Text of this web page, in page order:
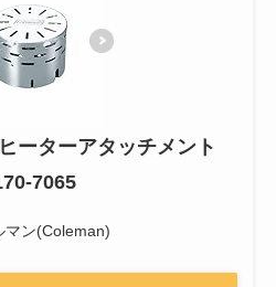
ーターアタッチメント
7065
マン(Coleman)